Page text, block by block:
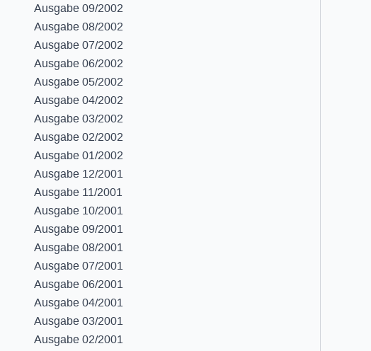
Ausgabe 09/2002
Ausgabe 08/2002
Ausgabe 07/2002
Ausgabe 06/2002
Ausgabe 05/2002
Ausgabe 04/2002
Ausgabe 03/2002
Ausgabe 02/2002
Ausgabe 01/2002
Ausgabe 12/2001
Ausgabe 11/2001
Ausgabe 10/2001
Ausgabe 09/2001
Ausgabe 08/2001
Ausgabe 07/2001
Ausgabe 06/2001
Ausgabe 04/2001
Ausgabe 03/2001
Ausgabe 02/2001